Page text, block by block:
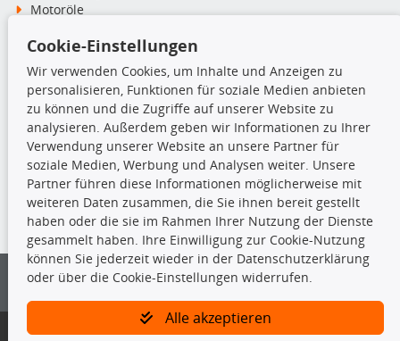
Motoröle
Schneeketten
TecDoc Inside
Die hier angezeigten Daten insbesondere die gesamte Datenbank dürfen
nicht kopiert werden.
Es ist zu unterlassen, die Daten oder die gesamte Datenbank ohne
vorherige Zustimmung von TecDoc zu vervielfältigen, zu verbreiten
und/oder diese Handlungen durch Dritte ausführen zu lassen. Ein
Bitte prüfen Sie, ob das über unseren Onlineshop identifizierte Ersatzteil
Cookie-Einstellungen
Wir verwenden Cookies, um Inhalte und Anzeigen zu
personalisieren, Funktionen für soziale Medien anbieten
zu können und die Zugriffe auf unserer Website zu
analysieren. Außerdem geben wir Informationen zu Ihrer
Verwendung unserer Website an unsere Partner für
soziale Medien, Werbung und Analysen weiter. Unsere
Partner führen diese Informationen möglicherweise mit
weiteren Daten zusammen, die Sie ihnen bereit gestellt
haben oder die sie im Rahmen Ihrer Nutzung der Dienste
gesammelt haben. Ihre Einwilligung zur Cookie-Nutzung
können Sie jederzeit wieder in der Datenschutzerklärung
oder über die Cookie-Einstellungen widerrufen.
Alle akzeptieren